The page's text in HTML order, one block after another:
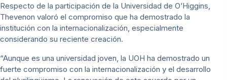
Respecto de la participación de la Universidad de O’Higgins,
Thevenon valoró el compromiso que ha demostrado la
institución con la internacionalización, especialmente
considerando su reciente creación.
“Aunque es una universidad joven, la UOH ha demostrado un
fuerte compromiso con la internacionalización y el desarrollo